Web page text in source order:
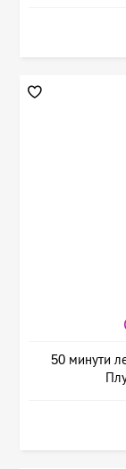
50 минути